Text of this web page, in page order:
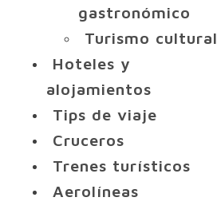
gastronómico
Turismo cultural
Hoteles y
alojamientos
Tips de viaje
Cruceros
Trenes turísticos
Aerolíneas